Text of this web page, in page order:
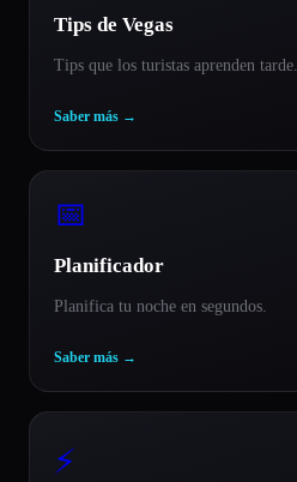
Tips de Vegas
Tips que los turistas aprenden tarde.
Saber más →
📅
Planificador
Planifica tu noche en segundos.
Saber más →
⚡